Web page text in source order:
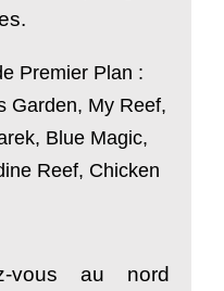
Premier Plan :
Garden, My Reef,
Blue Magic,
Reef, Chicken
vous au nord